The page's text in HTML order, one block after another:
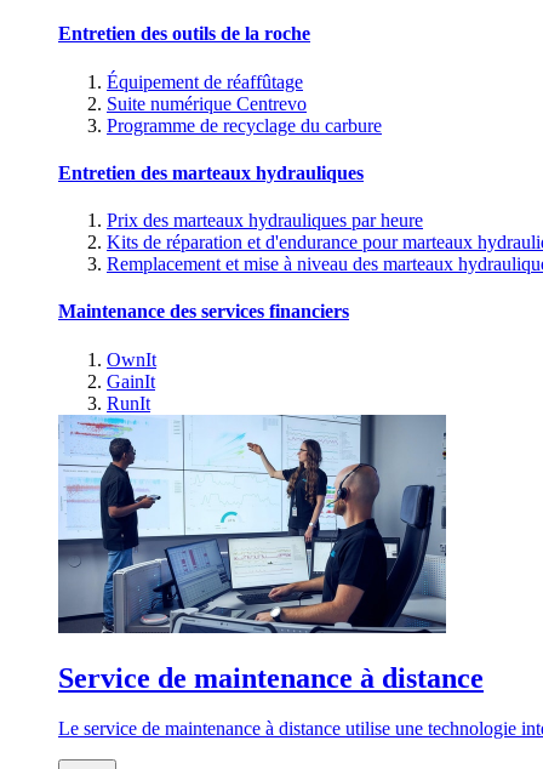
Entretien des outils de la roche
Équipement de réaffûtage
Suite numérique Centrevo
Programme de recyclage du carbure
Entretien des marteaux hydrauliques
Prix des marteaux hydrauliques par heure
Kits de réparation et d'endurance pour marteaux
Remplacement et mise à niveau des marteaux
Maintenance des services financiers
OwnIt
GainIt
RunIt
Service de maintenance à distance
Le service de maintenance à distance utilise une technologie